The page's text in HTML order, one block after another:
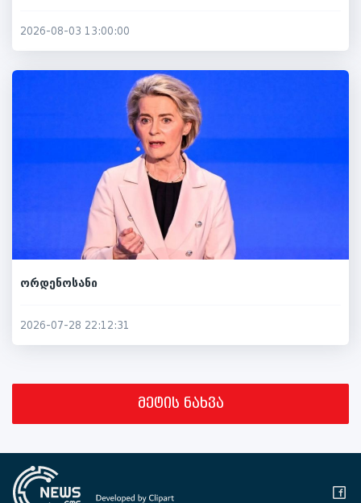
2026-08-03 13:00:00
ორდენოსანი
2026-07-28 22:12:31
მეტის ნახვა